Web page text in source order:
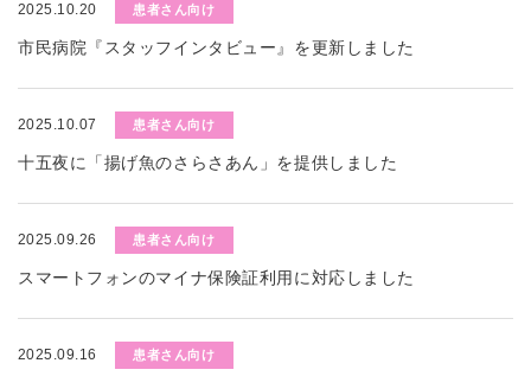
2025.10.20 患者さん向け
市民病院『スタッフインタビュー』を更新しました
2025.10.07 患者さん向け
十五夜に「揚げ魚のさらさあん」を提供しました
2025.09.26 患者さん向け
スマートフォンのマイナ保険証利用に対応しました
2025.09.16 患者さん向け